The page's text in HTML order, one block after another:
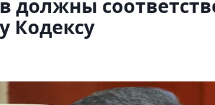
должны
Кодексу